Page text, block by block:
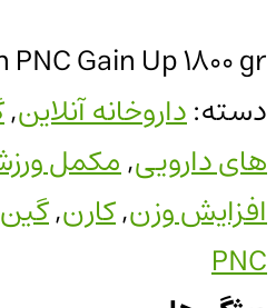
PNC Gain Up 1800 gr
دسته:داروخانه آنلاین,
های دارویی,مکمل
افزایش وزن,کارن,
PNC